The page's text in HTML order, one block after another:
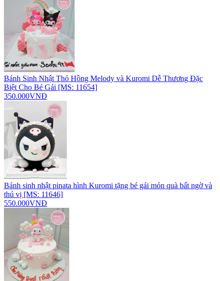
Bánh Sinh Nhật Thỏ Hồng Melody và Kuromi Dễ Thương Đặc
Biệt Cho Bé Gái [MS: 11654]
350.000VNĐ
Bánh sinh nhật pinata hình Kuromi tặng bé gái món quà bất ngờ và
thú vị [MS: 11646]
550.000VNĐ